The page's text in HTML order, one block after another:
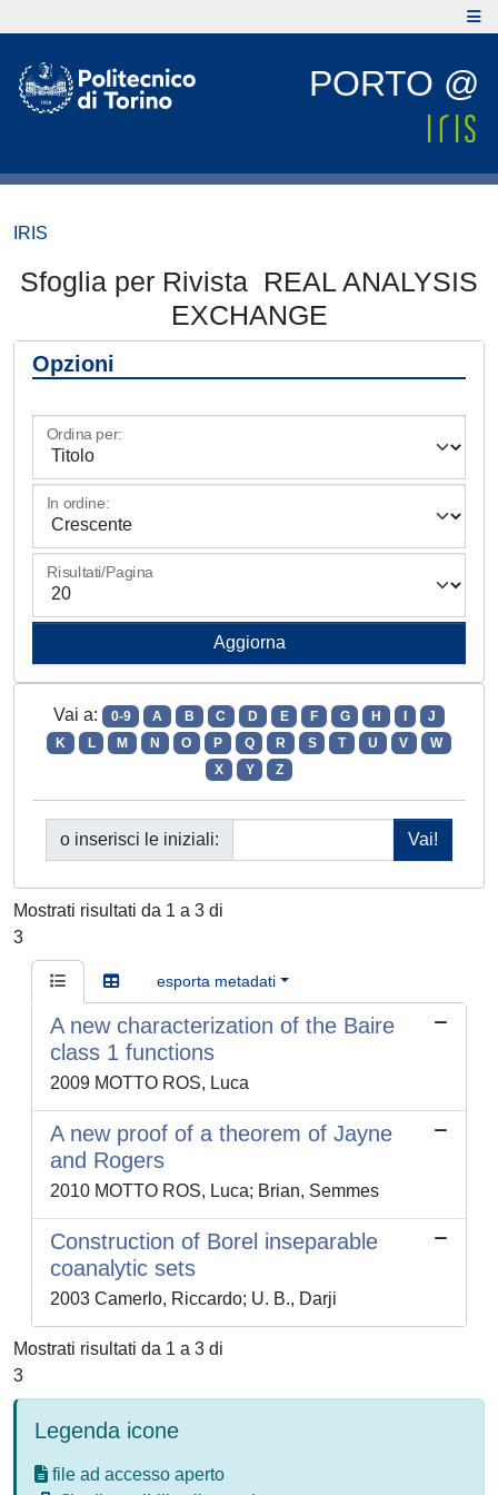
PORTO @
IRIS
Sfoglia per Rivista REAL ANALYSIS
EXCHANGE
Opzioni
Ordina per:
In ordine:
Risultati/Pagina
Vai a: 0-9 A B C D E F G H
J
K
L M N O P Q R S T U V
W
X
Y Z
o inserisci le iniziali:
Mostrati risultati da 1 a 3 di
3
esporta metadati
A new characterization of the Baire
class 1 functions
2009 MOTTO ROS, Luca
A new proof of a theorem of Jayne
and Rogers
2010 MOTTO ROS, Luca; Brian, Semmes
Construction of Borel inseparable
coanalytic sets
2003 Camerlo, Riccardo; U. B., Darji
Mostrati risultati da 1 a 3 di
3
Legenda icone
file ad accesso aperto